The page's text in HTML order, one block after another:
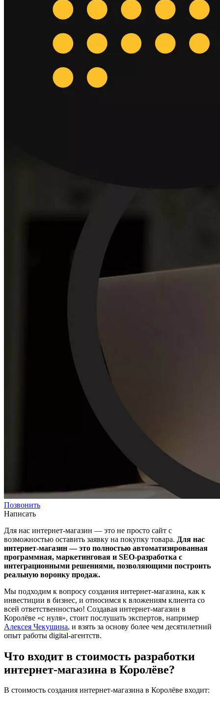
Позвонить
Написать
Для нас интернет-магазин — это не просто сайт с
возможностью оставить заявку на покупку товара. Для нас
интернет-магазин — это полностью автоматизированная
программная, маркетинговая и SEO-разработка с
интеграционными решениями, позволяющими построить
реальную воронку продаж.
Мы подходим к вопросу создания интернет-магазина, как к
инвестиции в бизнес, и относимся к вложениям клиента со
всей ответственностью! Создавая интернет-магазин в
Королёве «с нуля», стоит послушать экспертов, например
Алексея Чекушина, и взять за основу более чем десятилетний
опыт работы digital-агентств.
Что входит в стоимость разработки
интернет-магазина в Королёве?
В стоимость создания интернет-магазина в Королёве входит: